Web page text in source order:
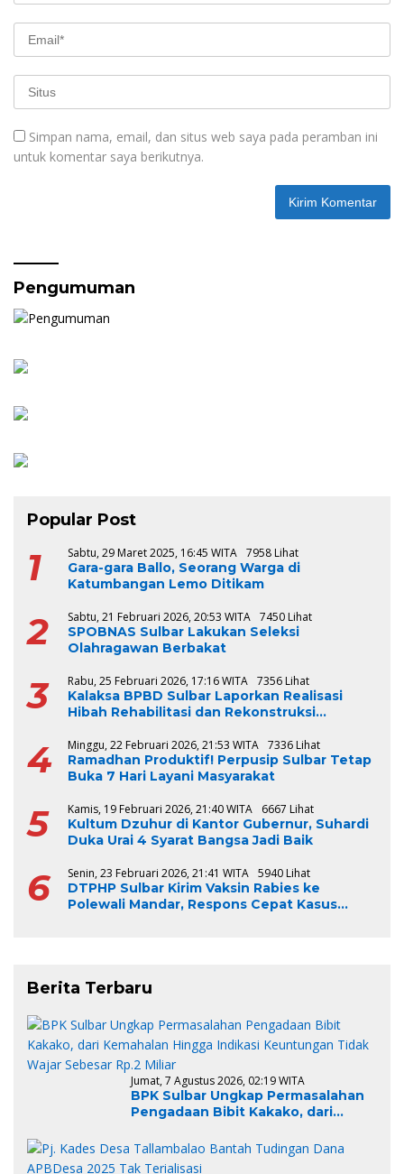
Simpan nama, email, dan situs web saya pada peramban ini
untuk komentar saya berikutnya.
Pengumuman
Popular Post
1 Sabtu, 29 Maret 2025, 16:45 WITA 7958 Lihat
Gara-gara Ballo, Seorang Warga di
Katumbangan Lemo Ditikam
2 Sabtu, 21 Februari 2026, 20:53 WITA 7450 Lihat
SPOBNAS Sulbar Lakukan Seleksi
Olahragawan Berbakat
3 Rabu, 25 Februari 2026, 17:16 WITA 7356 Lihat
Kalaksa BPBD Sulbar Laporkan Realisasi
Hibah Rehabilitasi dan Rekonstruksi
4 Minggu, 22 Februari 2026, 21:53 WITA 7336 Lihat
Ramadhan Produktif! Perpusip Sulbar Tetap
Buka 7 Hari Layani Masyarakat
5 Kamis, 19 Februari 2026, 21:40 WITA 6667 Lihat
Kultum Dzuhur di Kantor Gubernur, Suhardi
Duka Urai 4 Syarat Bangsa Jadi Baik
6 Senin, 23 Februari 2026, 21:41 WITA 5940 Lihat
DTPHP Sulbar Kirim Vaksin Rabies ke
Polewali Mandar, Respons Cepat Kasus
Berita Terbaru
Jumat, 7 Agustus 2026, 02:19 WITA
BPK Sulbar Ungkap Permasalahan
Pengadaan Bibit Kakako, dari
Keuntungan Tidak Wajar Sebesar
Rp.2 Miliar